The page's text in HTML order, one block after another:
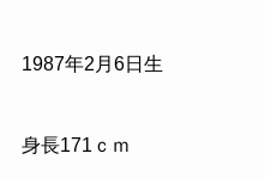
1987年2 月 6日生
身長171 ｃｍ